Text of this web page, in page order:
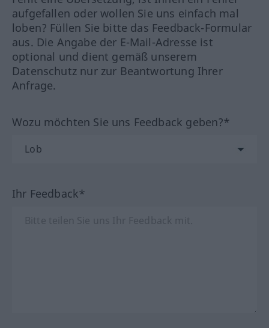
aufgefallen oder wollen Sie uns einfach mal
loben? Füllen Sie bitte das Feedback-Formular
aus. Die Angabe der E-Mail-Adresse ist
optional und dient gemäß unserem
Datenschutz nur zur Beantwortung Ihrer
Anfrage.
Wozu möchten Sie uns Feedback geben?*
Ihr Feedback*